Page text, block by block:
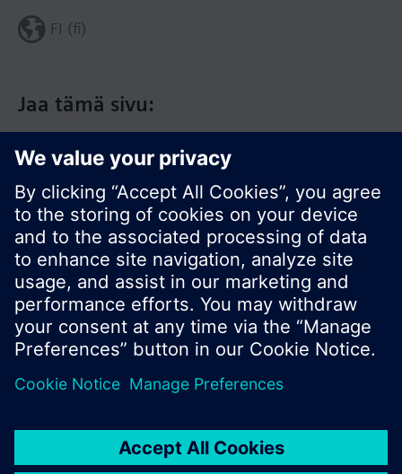
Jaa tämä sivu:
FI (fi)
© Siemens Switzerland Ltd. 2017